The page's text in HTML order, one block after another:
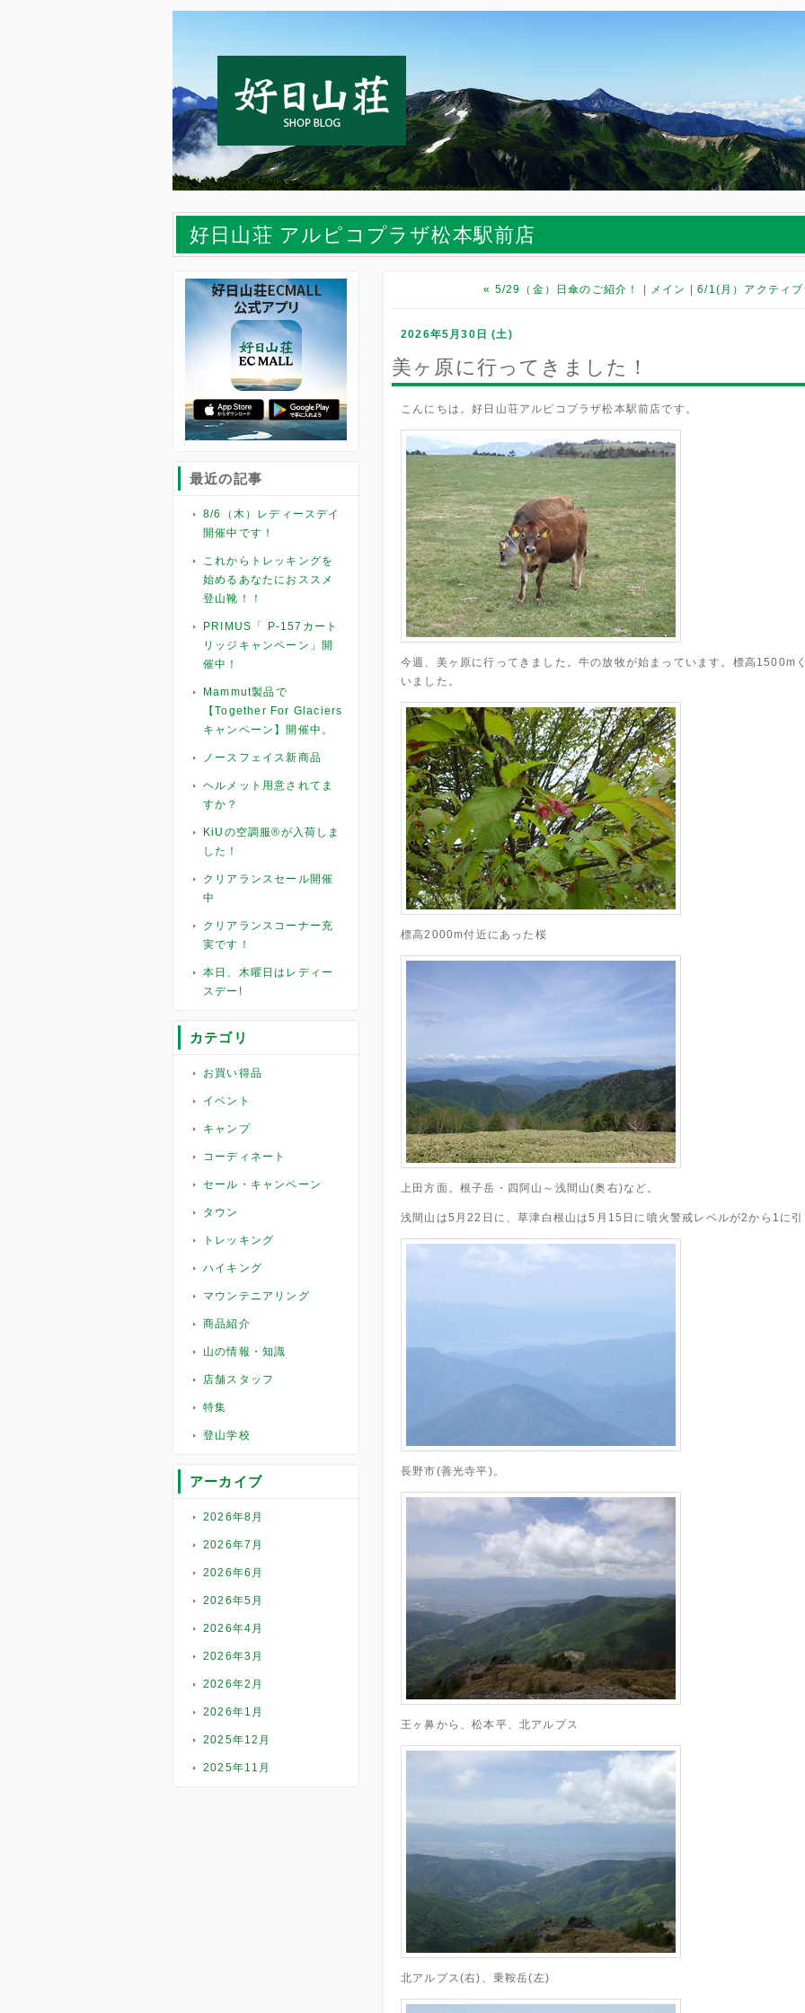
好日山荘 アルピコプラザ松本駅前店
最近の記事
8/6（木）レディースデイ
開催中です！
これからトレッキングを
始めるあなたにおススメ
登山靴！！
PRIMUS「 P-157カート
リッジキャンペーン」開
催中！
Mammut製品で
【Together For Glaciers
キャンペーン】開催中。
ノースフェイス新商品
ヘルメット用意されてま
すか？
KiUの空調服®︎が入荷しま
した！
クリアランスセール開催
中
クリアランスコーナー充
実です！
本日、木曜日はレディー
スデー!
カテゴリ
お買い得品
イベント
キャンプ
コーディネート
セール・キャンペーン
タウン
トレッキング
ハイキング
マウンテニアリング
商品紹介
山の情報・知識
店舗スタッフ
特集
登山学校
アーカイブ
2026年8月
2026年7月
2026年6月
2026年5月
2026年4月
2026年3月
2026年2月
2026年1月
2025年12月
2025年11月
« 5/29（金）日傘のご紹介！ メイン 6/1(月）アクティブ
2026年5月30日 (土)
美ヶ原に行ってきました！
こんにちは。好日山荘アルピコプラザ松本駅前店です。
今週、美ヶ原に行ってきました。牛の放牧が始まっています。標高1500m
いました。
標高2000m付近にあった桜
上田方面。根子岳・四阿山～浅間山(奥右)など。
浅間山は5月22日に、草津白根山は5月15日に噴火警戒レベルが2から1に引
長野市(善光寺平)。
王ヶ鼻から、松本平、北アルプス
北アルプス(右)、乗鞍岳(左)